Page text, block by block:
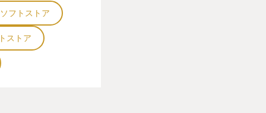
フトストア
ストア